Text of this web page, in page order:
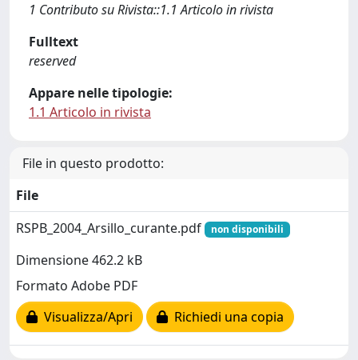
1 Contributo su Rivista::1.1 Articolo in rivista
Fulltext
reserved
Appare nelle tipologie:
1.1 Articolo in rivista
File in questo prodotto:
File
RSPB_2004_Arsillo_curante.pdf
non disponibili
Dimensione 462.2 kB
Formato Adobe PDF
Visualizza/Apri
Richiedi una copia